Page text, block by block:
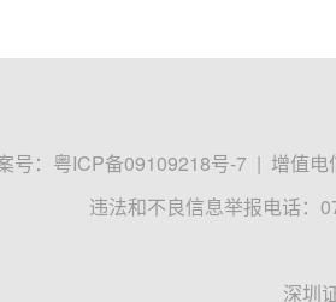
号： 粤ICP备09109218号-7 | 增值电
违法和不良信息举报电话：
深圳